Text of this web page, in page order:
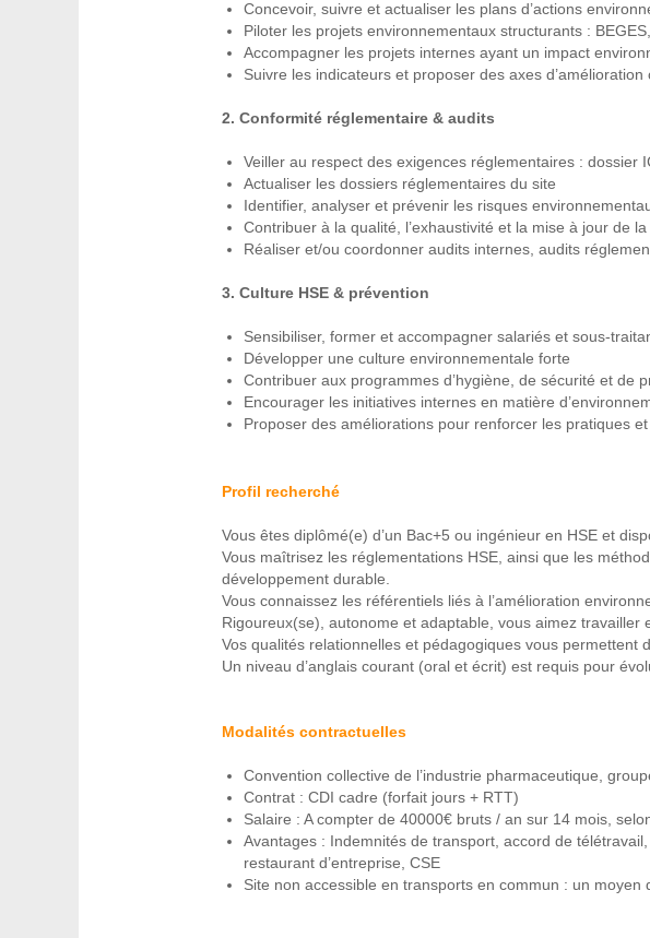
Concevoir, suivre et actualiser les plans d’actions
Piloter les projets environnementaux structurants :
Accompagner les projets internes ayant un impact
Suivre les indicateurs et proposer des axes
2. Conformité réglementaire & audits
Veiller au respect des exigences réglementaires : dossier
Actualiser les dossiers réglementaires du site
Identifier, analyser et prévenir les risques
Contribuer à la qualité, l’exhaustivité et la mise à jour de
Réaliser et/ou coordonner audits internes, audits
3. Culture HSE & prévention
Sensibiliser, former et accompagner salariés et
Développer une culture environnementale forte
Contribuer aux programmes d’hygiène, de sécurité et de
Encourager les initiatives internes en matière
Proposer des améliorations pour renforcer les pratiques
Profil recherché
Vous êtes diplômé(e) d’un Bac+5 ou ingénieur en HSE et
Vous maîtrisez les réglementations HSE, ainsi que les
développement durable.
Vous connaissez les référentiels liés à l’amélioration
Rigoureux(se), autonome et adaptable, vous aimez travailler
Vos qualités relationnelles et pédagogiques vous permettent
Un niveau d’anglais courant (oral et écrit) est requis pour
Modalités contractuelles
Convention collective de l’industrie pharmaceutique,
Contrat : CDI cadre (forfait jours + RTT)
Salaire : A compter de 40000€ bruts / an sur 14 mois,
Avantages : Indemnités de transport, accord de
restaurant d’entreprise, CSE
Site non accessible en transports en commun : un